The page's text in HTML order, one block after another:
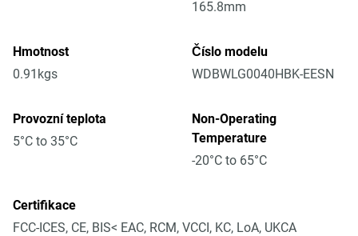
165.8mm
Hmotnost
0.91kgs
Číslo modelu
WDBWLG0040HBK-EESN
Provozní teplota
5°C to 35°C
Non-Operating
Temperature
-20°C to 65°C
Certifikace
FCC-ICES, CE, BIS< EAC, RCM, VCCI, KC, LoA, UKCA